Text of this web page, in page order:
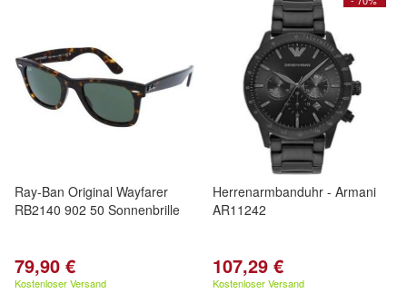
Ray-Ban Original Wayfarer
RB2140 902 50 Sonnenbrille
79,90 €
Kostenloser Versand
Herrenarmbanduhr - Armani
AR11242
107,29 €
Kostenloser Versand